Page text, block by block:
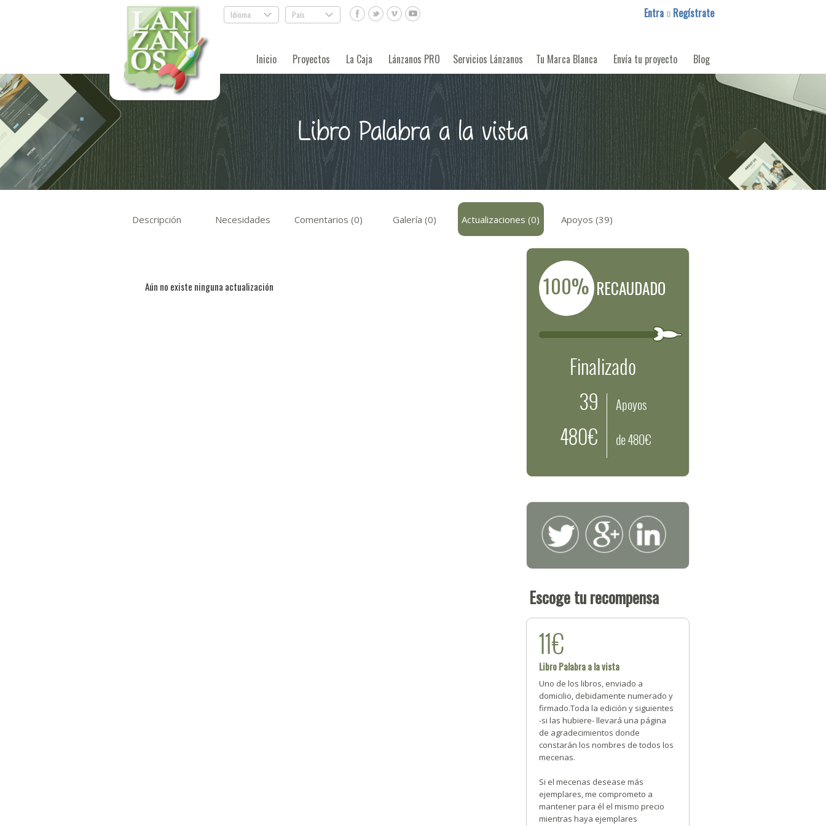
Idioma . País . Entra o Regístrate
Inicio Proyectos La Caja Lánzanos PRO Servicios Lánzanos Tu Marca Blanca Envía tu proyecto Blog
Libro Palabra a la vista
Descripción Necesidades Comentarios (0) Galería (0) Actualizaciones (0) Apoyos (39)
Aún no existe ninguna actualización 100% RECAUDADO
Finalizado
39
480€
Apoyos
de 480€
Escoge tu recompensa
11€
Libro Palabra a la vista
Uno de los libros, enviado a
domicilio, debidamente numerado y
firmado.Toda la edición y siguientes
-si las hubiere- llevará una página
de agradecimientos donde
constarán los nombres de todos los
mecenas.
Si el mecenas desease más
ejemplares, me comprometo a
mantener para él el mismo precio
mientras haya ejemplares